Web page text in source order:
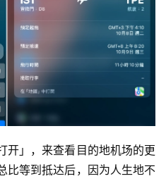
开」，来查看目的地机场的更
比等到抵达后，因为人生地不